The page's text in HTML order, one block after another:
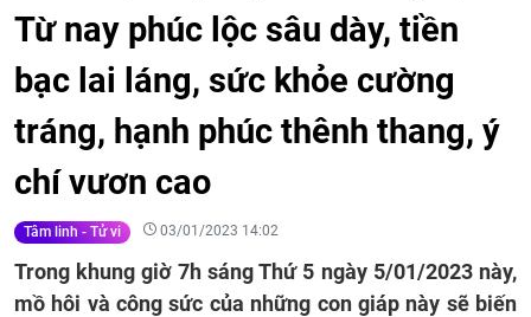
Từ nay phúc lộc sâu dày, tiền
bạc lai láng, sức khỏe cường
tráng, hạnh phúc thênh thang, ý
chí vươn cao
Tâm linh - Tử vi 03/01/2023 14:02
Trong khung giờ 7h sáng Thứ 5 ngày 5/01/2023 này,
mồ hôi và công sức của những con giáp này sẽ biến